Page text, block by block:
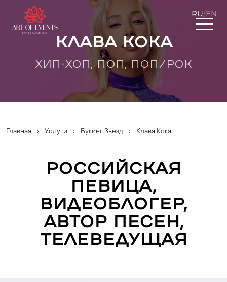
RU/EN
Клава Кока
ХИП-ХОП, ПОП, ПОП/РОК
Главная › Услуги › Букинг Звезд › Клава Кока
Российская
певица,
видеоблогер,
автор песен,
телеведущая